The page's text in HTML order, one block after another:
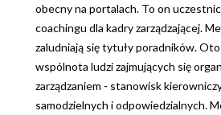
obecny na portalach. To on
coachingu dla kadry zarządzającej.
zaludniają się tytuły poradników.
wspólnota ludzi zajmujących się
zarządzaniem - stanowisk
samodzielnych i odpowiedzialnych.